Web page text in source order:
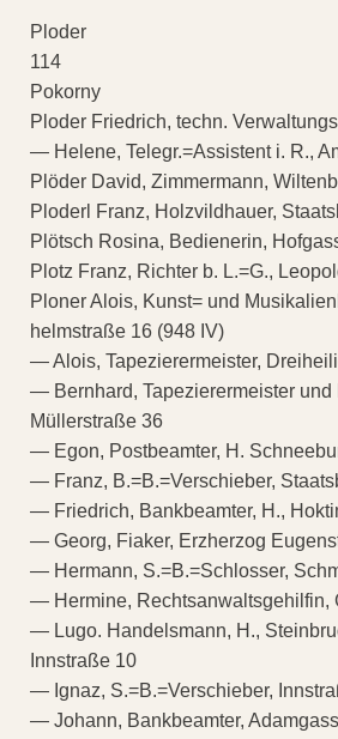
Ploder
114
Pokorny
Ploder Friedrich, techn.
— Helene, Telegr.=Assistent i. R.,
Plöder David, Zimmermann,
Ploderl Franz, Holzvildhauer,
Plötsch Rosina, Bedienerin,
Plotz Franz, Richter b. L.=G.,
Ploner Alois, Kunst= und
helmstraße 16 (948 IV)
— Alois, Tapezierermeister,
— Bernhard, Tapezierermeister und
Müllerstraße 36
— Egon, Postbeamter, H.
— Franz, B.=B.=Verschieber,
— Friedrich, Bankbeamter, H.,
— Georg, Fiaker, Erzherzog
— Hermann, S.=B.=Schlosser,
— Hermine, Rechtsanwaltsgehilfin,
— Lugo. Handelsmann, H.,
Innstraße 10
— Ignaz, S.=B.=Verschieber,
— Johann, Bankbeamter,